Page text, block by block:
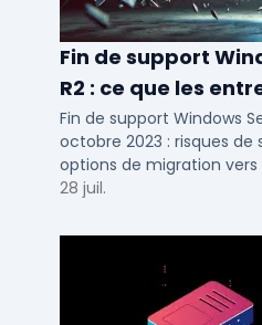
Fin de support
R2 : ce que les
savoir
Fin de support Windows
octobre 2023 : risques de
options de migration vers
pour TPE, PME et ETI.
28 juil.